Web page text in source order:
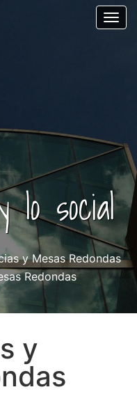
lo social
y Mesas Redondas
Redondas
y